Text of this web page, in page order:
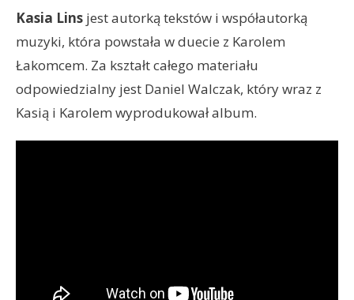
Kasia Lins jest autorką tekstów i współautorką
muzyki, która powstała w duecie z Karolem
Łakomcem. Za kształt całego materiału
odpowiedzialny jest Daniel Walczak, który wraz z
Kasią i Karolem wyprodukował album.